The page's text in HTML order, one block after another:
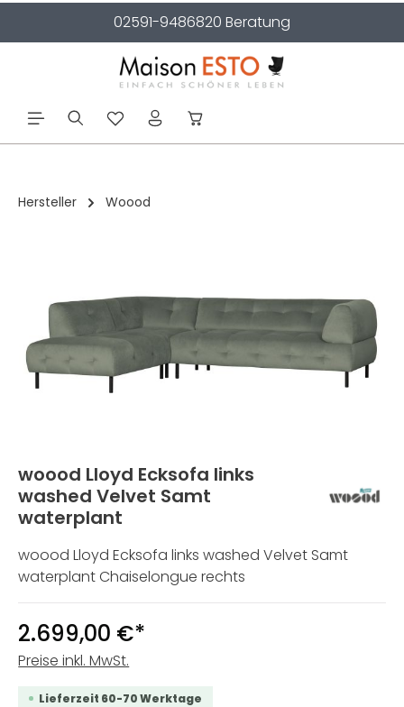
02591-9486820 Beratung
Hersteller Woood
woood Lloyd Ecksofa links
washed Velvet Samt
waterplant
woood Lloyd Ecksofa links washed Velvet Samt
waterplant Chaiselongue rechts
2.699,00 €*
Preise inkl. MwSt.
Lieferzeit 60-70 Werktage